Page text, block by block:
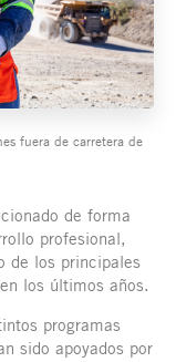
fuera de carretera de
de forma
profesional,
de los principales
los últimos años.
programas
sido apoyados por